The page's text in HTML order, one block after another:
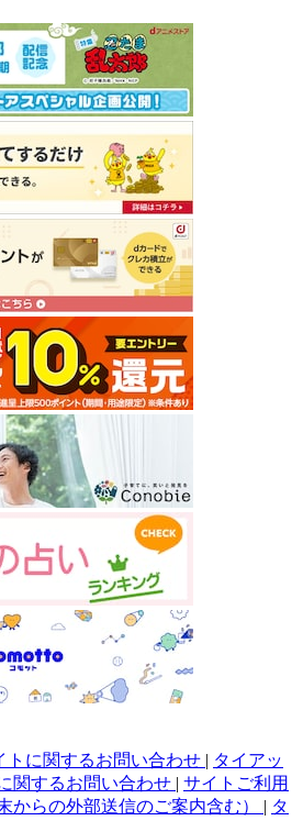
トに関するお問い合わせ | タイアッ
関するお問い合わせ | サイトご利用
からの外部送信のご案内含む） | タ